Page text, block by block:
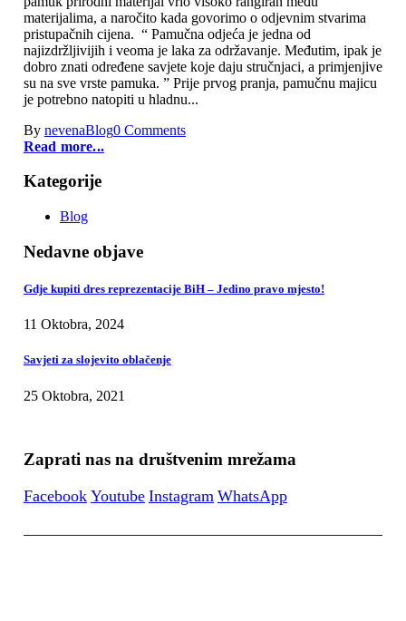
materijalima, a naročito kada govorimo o odjevnim stvarima
pristupačnih cijena. “ Pamučna odjeća je jedna od
najizdržljivijih i veoma je laka za održavanje. Međutim, ipak je
dobro znati određene savjete koje daju stručnjaci, a primjenjive
su na sve vrste pamuka. ” Prije prvog pranja, pamučnu majicu
je potrebno natopiti u hladnu...
By nevenaBlog0 Comments
Read more...
Kategorije
Blog
Nedavne objave
Gdje kupiti dres reprezentacije BiH – Jedino pravo mjesto!
11 Oktobra, 2024
Savjeti za slojevito oblačenje
25 Oktobra, 2021
Zaprati nas na društvenim mrežama
Facebook Youtube Instagram WhatsApp